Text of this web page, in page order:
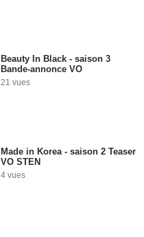
Beauty In Black - saison 3
Bande-annonce VO
21 vues
Made in Korea - saison 2 Teaser
VO STEN
4 vues